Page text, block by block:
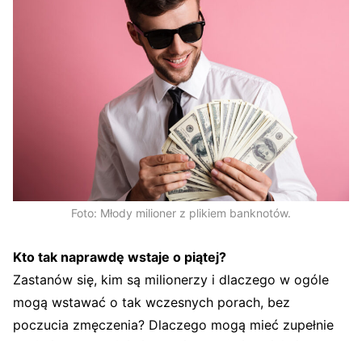
Foto: Młody milioner z plikiem banknotów.
Kto tak naprawdę wstaje o piątej?
Zastanów się, kim są milionerzy i dlaczego w ogóle
mogą wstawać o tak wczesnych porach, bez
poczucia zmęczenia? Dlaczego mogą mieć zupełnie